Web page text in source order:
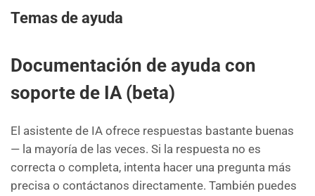
Temas de ayuda
Documentación de ayuda con
soporte de IA (beta)
El asistente de IA ofrece respuestas bastante buenas
— la mayoría de las veces. Si la respuesta no es
correcta o completa, intenta hacer una pregunta más
precisa o contáctanos directamente. También puedes